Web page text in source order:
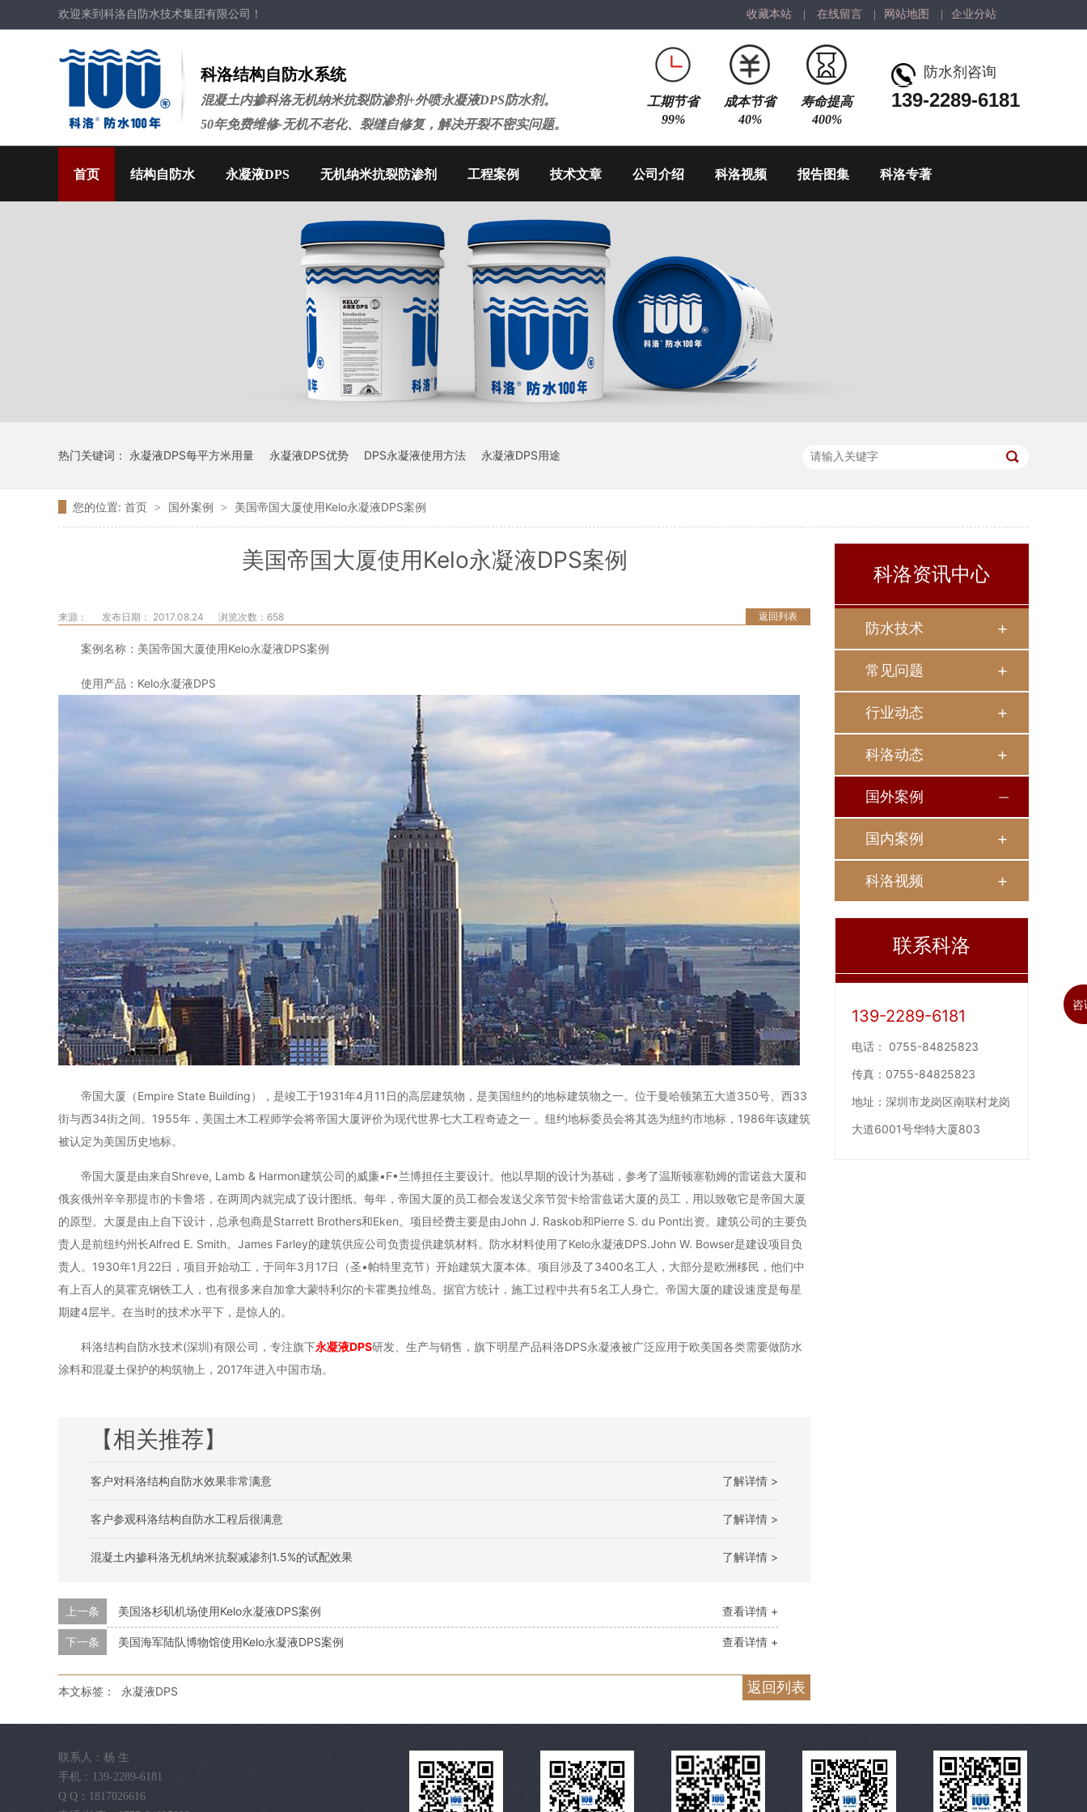
收藏本站 在线留言 网站地图 企业分站
欢迎来到科洛自防水技术集团有限公司！
科洛结构自防水系统
混凝土内掺科洛无机纳米抗裂防渗剂+外喷永凝液DPS防水剂。
50年免费维修-无机不老化、裂缝自修复，解决开裂不密实问题。
防水剂咨询
139-2289-6181
工期节省
99%
成本节省
40%
寿命提高
400%
首页 结构自防水 永凝液DPS 无机纳米抗裂防渗剂 工程案例 技术文章 公司介绍 科洛视频 报告图集 科洛专著
热门关键词： 永凝液DPS每平方米用量 永凝液DPS优势 DPS永凝液使用方法 永凝液DPS用途
您的位置: 首页 > 国外案例 > 美国帝国大厦使用Kelo永凝液DPS案例
美国帝国大厦使用Kelo永凝液DPS案例
返回列表
来源： 发布日期： 2017.08.24 浏览次数： 658
案例名称：美国帝国大厦使用Kelo永凝液DPS案例
使用产品：Kelo永凝液DPS
帝国大厦（Empire State Building），是竣工于1931年4月11日的高层建筑物，是美国纽约的地标建筑物之一。位于曼哈顿第五大道350号、西33
街与西34街之间。1955年，美国土木工程师学会将帝国大厦评价为现代世界七大工程奇迹之一 。纽约地标委员会将其选为纽约市地标，1986年该建筑
被认定为美国历史地标。
帝国大厦是由来自Shreve, Lamb & Harmon建筑公司的威廉•F•兰博担任主要设计。他以早期的设计为基础，参考了温斯顿塞勒姆的雷诺兹大厦和
俄亥俄州辛辛那提市的卡鲁塔，在两周内就完成了设计图纸。每年，帝国大厦的员工都会发送父亲节贺卡给雷兹诺大厦的员工，用以致敬它是帝国大厦
的原型。大厦是由上自下设计，总承包商是Starrett Brothers和Eken。项目经费主要是由John J. Raskob和Pierre S. du Pont出资。建筑公司的主要负
责人是前纽约州长Alfred E. Smith。James Farley的建筑供应公司负责提供建筑材料。防水材料使用了Kelo永凝液DPS.John W. Bowser是建设项目负
责人。1930年1月22日，项目开始动工，于同年3月17日（圣•帕特里克节）开始建筑大厦本体。项目涉及了3400名工人，大部分是欧洲移民，他们中
有上百人的莫霍克钢铁工人，也有很多来自加拿大蒙特利尔的卡霍奥拉维岛。据官方统计，施工过程中共有5名工人身亡。帝国大厦的建设速度是每星
期建4层半。在当时的技术水平下，是惊人的。
科洛结构自防水技术(深圳)有限公司，专注旗下永凝液DPS研发、生产与销售，旗下明星产品科洛DPS永凝液被广泛应用于欧美国各类需要做防水
涂料和混凝土保护的构筑物上，2017年进入中国市场。
【相关推荐】
了解详情 >
客户对科洛结构自防水效果非常满意
了解详情 >
客户参观科洛结构自防水工程后很满意
了解详情 >
混凝土内掺科洛无机纳米抗裂减渗剂1.5%的试配效果
查看详情 +
上一条 美国洛杉矶机场使用Kelo永凝液DPS案例
查看详情 +
下一条 美国海军陆队博物馆使用Kelo永凝液DPS案例
返回列表
本文标签： 永凝液DPS
科洛资讯中心
防水技术
常见问题
行业动态
科洛动态
国外案例
国内案例
科洛视频
联系科洛
139-2289-6181
电话： 0755-84825823
传真： 0755-84825823
地址： 深圳市龙岗区南联村龙岗
大道6001号华特大厦803
联系人：杨 生
手机：139-2289-6181
Q Q：1817026616
咨